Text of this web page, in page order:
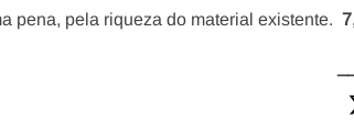
pena, pela riqueza do material existente.